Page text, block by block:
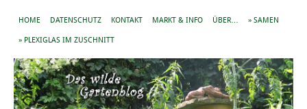
HOME DATENSCHUTZ KONTAKT MARKT & INFO ÜBER… » SAMEN
» PLEXIGLAS IM ZUSCHNITT